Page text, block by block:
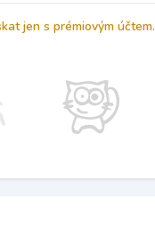
jen s prémiovým účtem.